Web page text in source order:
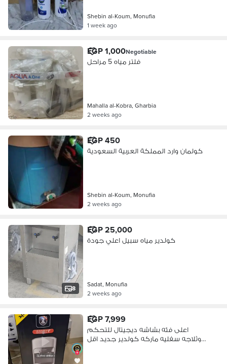
Shebin al-Koum, Monufia
1 week ago
EGP 1,000Negotiable
فلتر مياه 5 مراحل
Mahalla al-Kobra, Gharbia
2 weeks ago
EGP 450
كولمان وارد المملكة العربية السعودية
Shebin al-Koum, Monufia
2 weeks ago
8
EGP 25,000
كولدير مياه سبيل اعلي جودة
Sadat, Monufia
2 weeks ago
EGP 7,999
اعلى فئه بشاشه ديجيتال للتحكم
وثلاجه سفليه ماركه كولدير جديد اقل